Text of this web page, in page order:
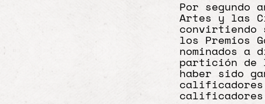
Por segundo
Artes y las
convirtiendo
los Premios
nominados
partición de
haber sido